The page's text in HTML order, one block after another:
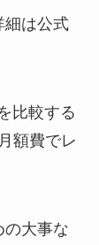
は公式
比較する
額費でレ
の大事な